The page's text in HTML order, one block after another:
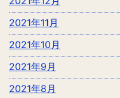
2021年11月
2021年10月
2021年9月
2021年8月